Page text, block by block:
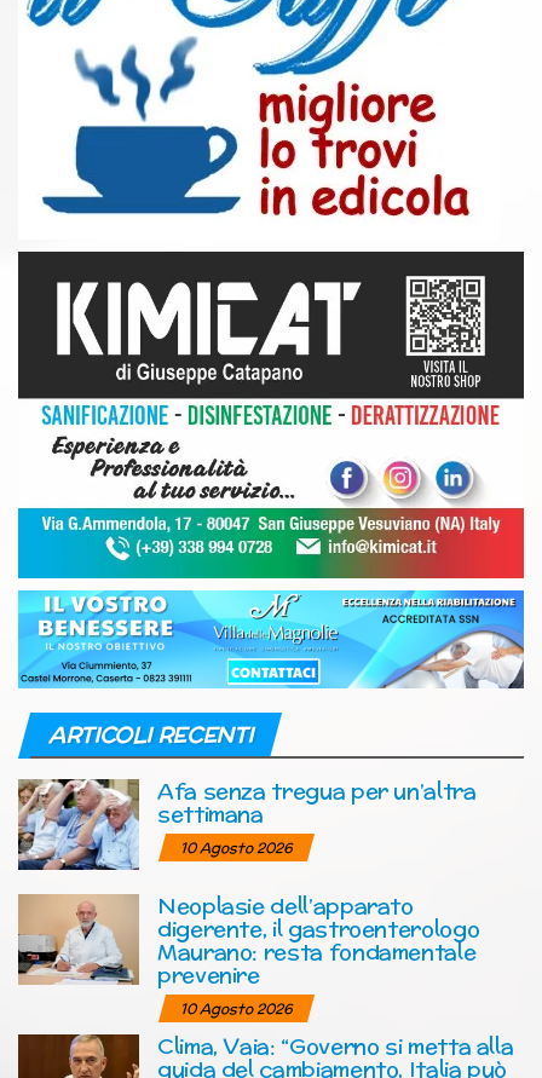
ARTICOLI RECENTI
Afa senza tregua per un’altra
settimana
10 Agosto 2026
Neoplasie dell’apparato
digerente, il gastroenterologo
Maurano: resta fondamentale
prevenire
10 Agosto 2026
Clima, Vaia: “Governo si metta alla
guida del cambiamento, Italia può